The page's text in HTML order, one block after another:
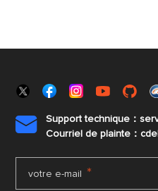

Support technique：
Courriel de plainte：
votre e-mail *